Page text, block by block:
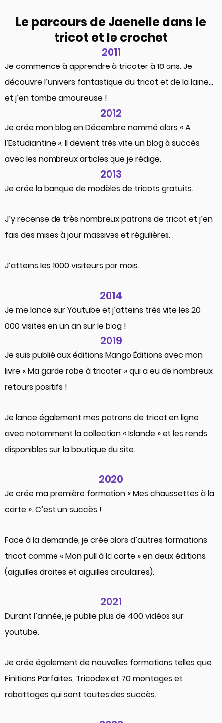
Le parcours de Jaenelle dans le
tricot et le crochet
2011
Je commence à apprendre à tricoter à 18 ans. Je
découvre l’univers fantastique du tricot et de la laine…
et j’en tombe amoureuse !
2012
Je crée mon blog en Décembre nommé alors « A
l’Estudiantine ». Il devient très vite un blog à succès
avec les nombreux articles que je rédige.
2013
Je crée la banque de modèles de tricots gratuits.
J’y recense de très nombreux patrons de tricot et j’en
fais des mises à jour massives et régulières.
J’atteins les 1000 visiteurs par mois.
2014
Je me lance sur Youtube et j’atteins très vite les 20
000 visites en un an sur le blog !
2019
Je suis publié aux éditions Mango Éditions avec mon
livre « Ma garde robe à tricoter » qui a eu de nombreux
retours positifs !
Je lance également mes patrons de tricot en ligne
avec notamment la collection « Islande » et les rends
disponibles sur la boutique du site.
2020
Je crée ma première formation « Mes chaussettes à la
carte ». C’est un succès !
Face à la demande, je crée alors d’autres formations
tricot comme « Mon pull à la carte » en deux éditions
(aiguilles droites et aiguilles circulaires).
2021
Durant l’année, je publie plus de 400 vidéos sur
youtube.
Je crée également de nouvelles formations telles que
Finitions Parfaites, Tricodex et 70 montages et
rabattages qui sont toutes des succès.